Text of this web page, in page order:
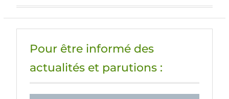
Pour être informé des
actualités et parutions :